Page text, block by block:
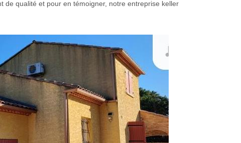
de qualité et pour en témoigner, notre entreprise keller